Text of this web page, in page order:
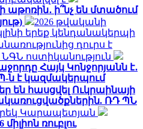
աթոռին․ ի՞նչ են մտածում
2026 թվականի
երեք կենդանակերպի
դուրս է
ՆԳՆ ոստիկանություն
Հայկ Կոնջորյանն է․
ն է կազմակերպում
են հասցվել Ուկրաինայի
ՌԴ ՊՆ
Կարապետյան
ռուբլու